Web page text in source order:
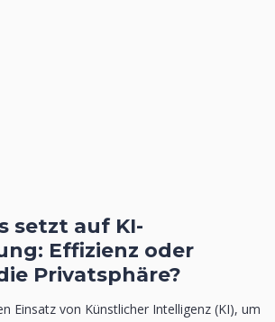
setzt auf KI-
Effizienz oder
Privatsphäre?
Einsatz von Künstlicher Intelligenz (KI), um